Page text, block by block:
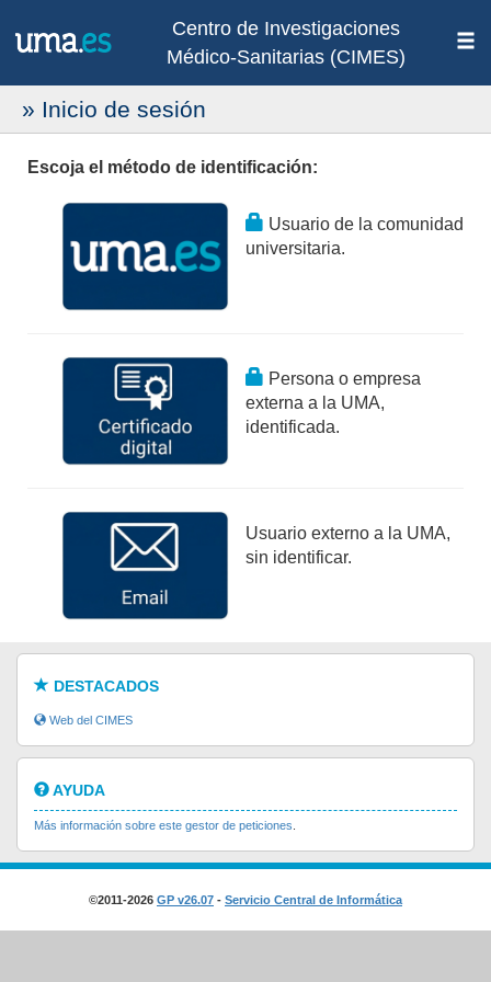
Centro de Investigaciones
Médico-Sanitarias (CIMES)
» Inicio de sesión
Escoja el método de identificación:
Usuario de la comunidad
universitaria.
Persona o empresa
externa a la UMA,
identificada.
Usuario externo a la UMA,
sin identificar.
DESTACADOS
Web del CIMES
AYUDA
Más información sobre este gestor de peticiones
©2011-2026 GP v26.07 - Servicio Central de Informática